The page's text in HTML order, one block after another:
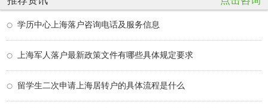
学历中心上海落户咨询电话及服务信息
上海军人落户最新政策文件有哪些具体规定要求
留学生二次申请上海居转户的具体流程是什么